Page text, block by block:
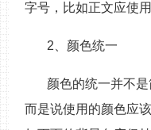
字号，比如正文应使
2、颜色统一
颜色的统一并不是
而是说使用的颜色应